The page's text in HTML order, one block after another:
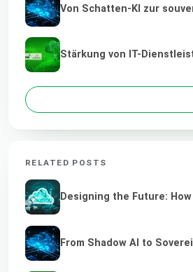
Von Schatten-KI zur
Stärkung von IT-
RELATED POSTS
Designing the Future:
From Shadow AI to